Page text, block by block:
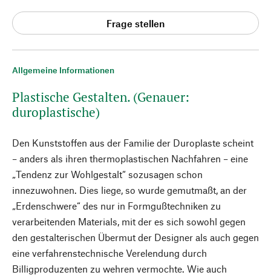
Allgemeine Informationen
Plastische Gestalten. (Genauer:
duroplastische)
Den Kunststoffen aus der Familie der Duroplaste scheint
– anders als ihren thermoplastischen Nachfahren – eine
„Tendenz zur Wohlgestalt“ sozusagen schon
innezuwohnen. Dies liege, so wurde gemutmaßt, an der
„Erdenschwere“ des nur in Formgußtechniken zu
verarbeitenden Materials, mit der es sich sowohl gegen
den gestalterischen Übermut der Designer als auch gegen
eine verfahrenstechnische Verelendung durch
Billigproduzenten zu wehren vermochte. Wie auch
Frage stellen